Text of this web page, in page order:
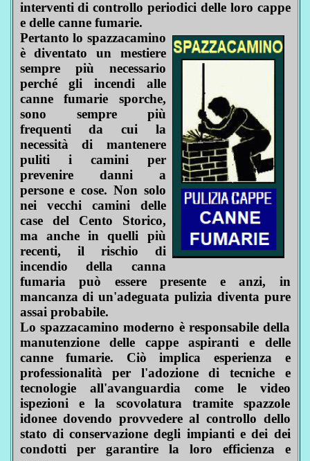
interventi di controllo periodici delle loro cappe
e delle canne fumarie.
Pertanto lo spazzacamino
è diventato un mestiere
sempre più necessario
perché gli incendi alle
canne fumarie sporche,
sono sempre più
frequenti da cui la
necessità di mantenere
puliti i camini per
prevenire danni a
persone e cose. Non solo
nei vecchi camini delle
case del Cento Storico,
ma anche in quelli più
recenti, il rischio di
incendio della canna
fumaria può essere presente e anzi, in
mancanza di un'adeguata pulizia diventa pure
assai probabile.
Lo spazzacamino moderno è responsabile della
manutenzione delle cappe aspiranti e delle
canne fumarie. Ciò implica esperienza e
professionalità per l'adozione di tecniche e
tecnologie all'avanguardia come le video
ispezioni e la scovolatura tramite spazzole
idonee dovendo provvedere al controllo dello
stato di conservazione degli impianti e dei dei
condotti per garantire la loro efficienza e